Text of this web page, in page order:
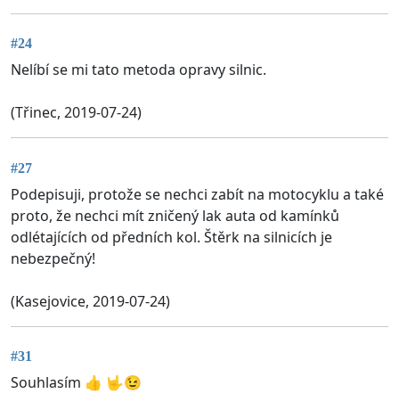
#24
Nelíbí se mi tato metoda opravy silnic.
(Třinec, 2019-07-24)
#27
Podepisuji, protože se nechci zabít na motocyklu a také
proto, že nechci mít zničený lak auta od kamínků
odlétajících od předních kol. Štěrk na silnicích je
nebezpečný!
(Kasejovice, 2019-07-24)
#31
Souhlasím 👍 🤟😉